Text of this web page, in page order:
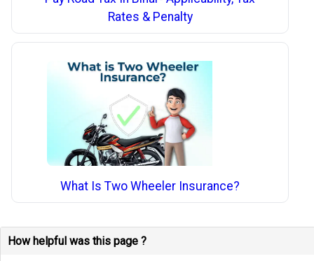
Rates & Penalty
What Is Two Wheeler Insurance?
How helpful was this page ?